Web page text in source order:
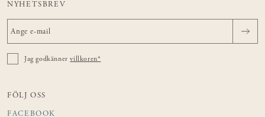
NYHETSBREV
Jag godkännervillkoren*
FÖLJ OSS
FACEBOOK